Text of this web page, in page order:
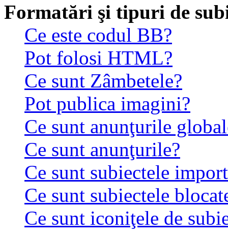
Formatări şi tipuri de
Ce este codul BB?
Pot folosi HTML?
Ce sunt Zâmbetele?
Pot publica imagini?
Ce sunt anunţurile
Ce sunt anunţurile?
Ce sunt subiectele
Ce sunt subiectele
Ce sunt iconiţele de